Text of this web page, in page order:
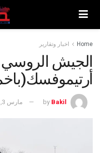
Home اخبار وتقارير
الجيش
by Bakil مارس 3, 2023